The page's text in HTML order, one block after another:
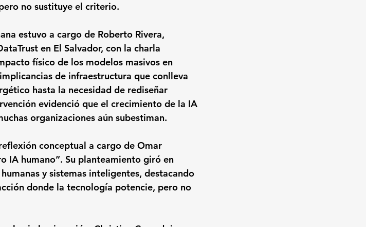
no sustituye el criterio.
estuvo a cargo de Roberto Rivera,
en El Salvador, con la charla
físico de los modelos masivos en
de infraestructura que conlleva
hasta la necesidad de rediseñar
evidenció que el crecimiento de la IA
organizaciones aún subestiman.
conceptual a cargo de Omar
IA humano”. Su planteamiento giró en
y sistemas inteligentes, destacando
donde la tecnología potencie, pero no